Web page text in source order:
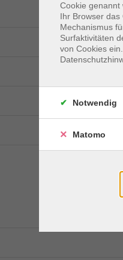
Cookie genannt
Ihr Browser
Mechanismus
Surfaktivitäten
von Cookies
Notwendig
Matomo